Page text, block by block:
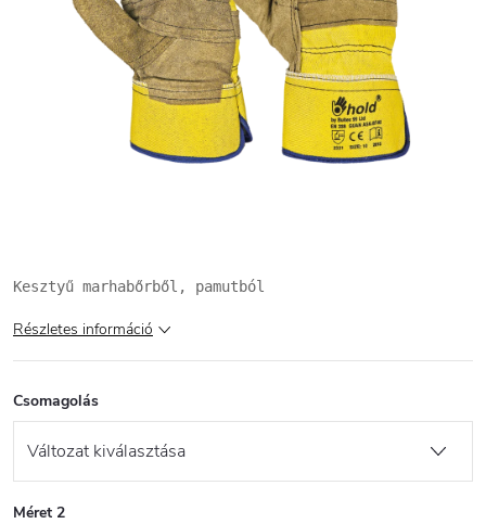
Kesztyű marhabőrből, pamutból
Részletes információ
Csomagolás
Méret 2